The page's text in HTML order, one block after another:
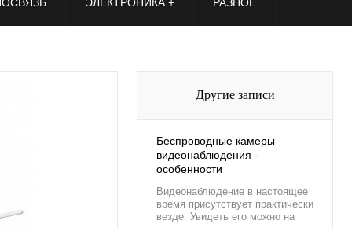
Другие записи
Беспроводные камеры
видеонаблюдения -
особенности
Видеонаблюдение в настоящее
время присутствует практически
везде. Увидеть его можно на